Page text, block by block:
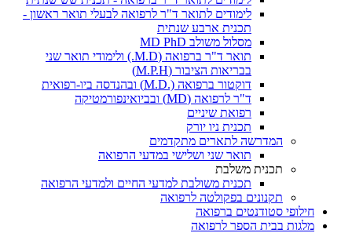
לימודים לתואר ד"ר לרפואה לבעלי תואר ראשון -
תכנית ארבע שנתית
מסלול משולב MD PhD
תואר ד"ר ברפואה (M.D.) ולימודי תואר שני
בבריאות הציבור (M.P.H)
דוקטור ברפואה (.M.D) ובהנדסה ביו-רפואית
ד"ר לרפואה (MD) ובביואינפורמטיקה
רפואת שיניים
תכנית ניו יורק
המדרשה לתארים מתקדמים
תואר שני ושלישי במדעי הרפואה
תכנית משלבת
תכנית משולבת למדעי החיים ולמדעי הרפואה
תקנונים בפקולטה לרפואה
חילופי סטודנטים ברפואה
מלגות בבית הספר לרפואה